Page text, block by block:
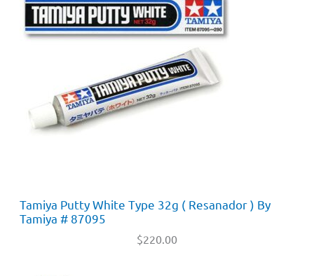
Tamiya Putty White Type 32g ( Resanador ) By
Tamiya # 87095
$220.00